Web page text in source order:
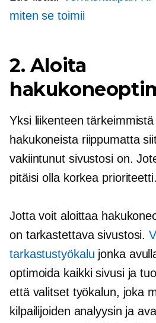
miten se toimii
2. Aloita
Yksi liikenteen
hakukoneista riippumatta
vakiintunutsivustosi on.
pitäisi olla korkea prioriteetti.
Jotta voit aloittaa
on tarkastettava sivustosi.
tarkastustyökalu jonka
optimoida kaikki sivusi ja
että valitset työkalun, joka
kilpailijoiden analyysin ja